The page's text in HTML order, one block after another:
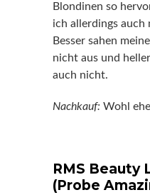
Blondinen so
ich allerdings auch
Besser sahen
nicht aus und
auch nicht.
Nachkauf: Wohl
RMS Beauty
(Probe